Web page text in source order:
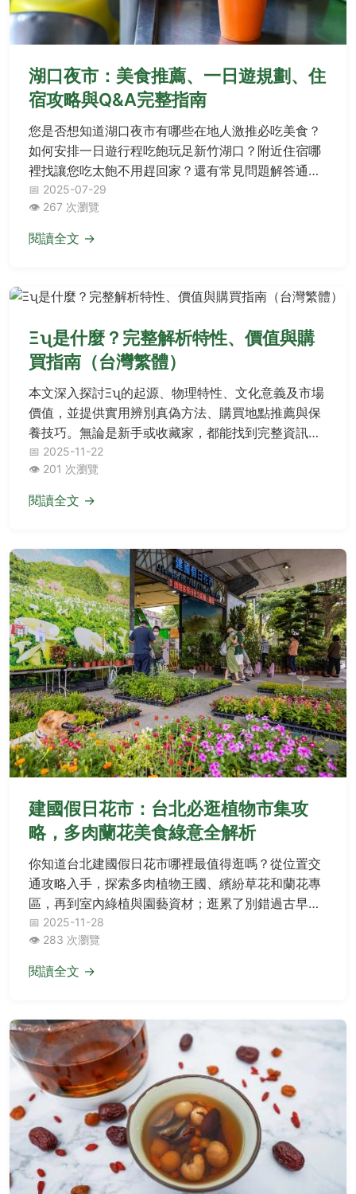
湖口夜市：美食推薦、一日遊規劃、住
宿攻略與Q&A完整指南
您是否想知道湖口夜市有哪些在地人激推必吃美食？
如何安排一日遊行程吃飽玩足新竹湖口？附近住宿哪
裡找讓您吃太飽不用趕回家？還有常見問題解答通通
在這裡！本篇完整收錄美食清單、行程規劃、住宿選
擇及熱門Q&A，帶您輕鬆暢遊湖口夜市，享受完美之
旅！
📅 2025-07-29
👁️ 267 次瀏覽
閱讀全文 →
Ξʯ是什麼？完整解析特性、價值與購
買指南（台灣繁體）
本文深入探討Ξʯ的起源、物理特性、文化意義及市場
價值，並提供實用辨別真偽方法、購買地點推薦與保
養技巧。無論是新手或收藏家，都能找到完整資訊，
解決所有關於Ξʯ的疑問。
📅 2025-11-22
👁️ 201 次瀏覽
閱讀全文 →
建國假日花市：台北必逛植物市集攻
略，多肉蘭花美食綠意全解析
你知道台北建國假日花市哪裡最值得逛嗎？從位置交
通攻略入手，探索多肉植物王國、繽紛草花和蘭花專
區，再到室內綠植與園藝資材；逛累了別錯過古早味
美食如大腸麵線和地瓜球，體驗都市裡的綠意詩篇。
想問開店時間或新手建議？這裡提供完整解答，讓你
的花市之旅輕鬆又滿足。
📅 2025-11-28
👁️ 283 次瀏覽
閱讀全文 →